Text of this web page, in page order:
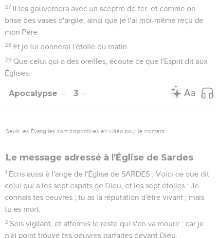
27 Il les gouvernera avec un sceptre de fer, et comme on
brise des vases d'argile, ainsi que je l'ai moi-même reçu de
mon Père.
28 Et je lui donnerai l'étoile du matin.
29 Que celui qui a des oreilles, écoute ce que l'Esprit dit aux
Églises.
Apocalypse 3
Seuls les Évangiles sont disponibles en vidéo pour le moment.
Le message adressé à l'Église de Sardes
1 Ecris aussi à l'ange de l'Église de SARDES : Voici ce que dit
celui qui a les sept esprits de Dieu, et les sept étoiles : Je
connais tes oeuvres ; tu as la réputation d'être vivant ; mais
tu es mort.
2 Sois vigilant, et affermis le reste qui s'en va mourir ; car je
n'ai point trouvé tes oeuvres parfaites devant Dieu.